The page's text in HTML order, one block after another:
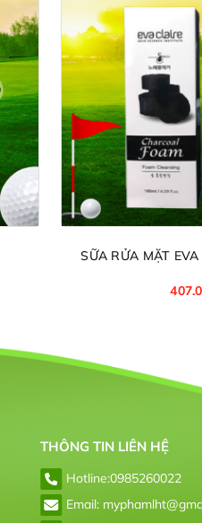
SỮA RỬA MẶT
THÔNG TIN LIÊN HỆ
Hotline:0985260022
Email: